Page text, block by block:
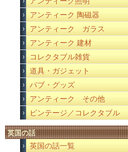
アンティーク 陶磁器
アンティーク ガラス
アンティーク 建材
コレクタブル雑貨
道具・ガジェット
パブ・グッズ
アンティーク その他
ビンテージ／コレクタブル
英国の話
英国の話一覧